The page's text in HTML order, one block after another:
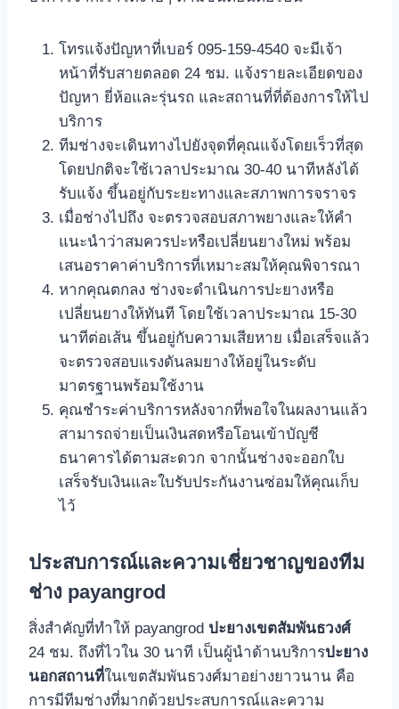
โทรแจ้งปัญหาที่เบอร์ 095-159-4540 จะมีเจ้า
หน้าที่รับสายตลอด 24 ชม. แจ้งรายละเอียดของ
ปัญหา ยี่ห้อและรุ่นรถ และสถานที่ที่ต้องการให้ไป
บริการ
ทีมช่างจะเดินทางไปยังจุดที่คุณแจ้งโดยเร็วที่สุด
โดยปกติจะใช้เวลาประมาณ 30-40 นาทีหลังได้
รับแจ้ง ขึ้นอยู่กับระยะทางและสภาพการจราจร
เมื่อช่างไปถึง จะตรวจสอบสภาพยางและให้คํา
แนะนําว่าสมควรปะหรือเปลี่ยนยางใหม่ พร้อม
เสนอราคาค่าบริการที่เหมาะสมให้คุณพิจารณา
หากคุณตกลง ช่างจะดําเนินการปะยางหรือ
เปลี่ยนยางให้ทันที โดยใช้เวลาประมาณ 15-30
นาทีต่อเส้น ขึ้นอยู่กับความเสียหาย เมื่อเสร็จแล้ว
จะตรวจสอบแรงดันลมยางให้อยู่ในระดับ
มาตรฐานพร้อมใช้งาน
คุณชําระค่าบริการหลังจากที่พอใจในผลงานแล้ว
สามารถจ่ายเป็นเงินสดหรือโอนเข้าบัญชี
ธนาคารได้ตามสะดวก จากนั้นช่างจะออกใบ
เสร็จรับเงินและใบรับประกันงานซ่อมให้คุณเก็บ
ไว้
ประสบการณ์และความเชี่ยวชาญของทีม
ช่าง payangrod
สิ่งสําคัญที่ทําให้ payangrod ปะยางเขตสัมพันธวงศ์
24 ชม. ถึงที่ไวใน 30 นาที เป็นผู้นําด้านบริการปะยาง
นอกสถานที่ในเขตสัมพันธวงศ์มาอย่างยาวนาน คือ
การมีทีมช่างที่มากด้วยประสบการณ์และความ